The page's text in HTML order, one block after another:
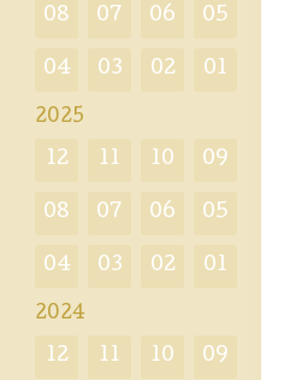
08 07 06 05
04 03 02 01
2025
12 11 10 09
08 07 06 05
04 03 02 01
2024
12 11 10 09